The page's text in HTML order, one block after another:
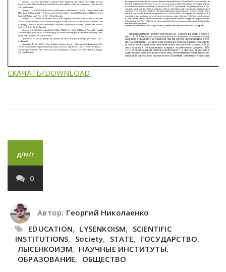
СКАЧАТЬ/DOWNLOAD
д/м/г
0
Автор: Георгий Николаенко
EDUCATION, LYSENKOISM, SCIENTIFIC
INSTITUTIONS, Society, STATE, ГОСУДАРСТВО,
ЛЫСЕНКОИЗМ, НАУЧНЫЕ ИНСТИТУТЫ,
ОБРАЗОВАНИЕ, ОБЩЕСТВО